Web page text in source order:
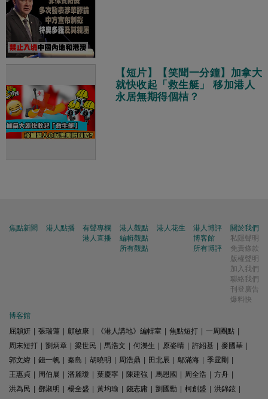
【短片】【笑聞一分鐘】加拿大
就快收起「救生艇」 移加港人
永居無期得個桔？
焦點新聞 港人點播
有聲專欄
港人直播
港人觀點
編輯觀點
所有觀點
港人花生
港人博評
博客館
所有博評
關於我們
私隱聲明
免責條款
版權聲明
加入我們
聯絡我們
刊登廣告
爆料快
博客館
屈穎妍
張瑞蓮 顧敏康 《港人講地》編輯室 焦點短打 一周圈點
周末短打
劉炳章 梁世民 馬浩文 何濼生 原姿晴 許紹基 麥國華
郭文緯
錢一帆 秦島 胡曉明 周浩鼎 田北辰 鄔滿海 季霆剛
王惠貞
周伯展 潘麗瓊 葉慶寧 陳建強 馬恩國 周全浩 方舟
洪為民
鄧淑明 楊全盛 黃均瑜 錢志庸 劉國勳 柯創盛 洪錦鉉